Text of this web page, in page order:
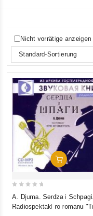
Nicht vorrätige anzeigen
In Den
A. Djuma. Serdza i Schpagi.
Radiospektakl ro romanu